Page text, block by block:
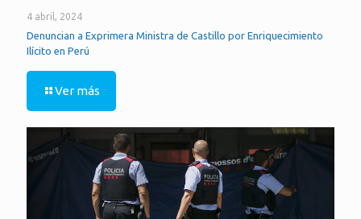
4 abril, 2024
Denuncian a Exprimera Ministra de Castillo por Enriquecimiento
Ilícito en Perú
Ver más